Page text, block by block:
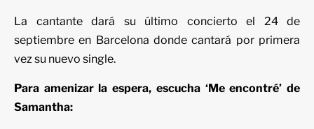
La cantante dará su último concierto el 24 de
septiembre en Barcelona donde cantará por primera
vez su nuevo single.
Para amenizar la espera, escucha ‘Me encontré’ de
Samantha: